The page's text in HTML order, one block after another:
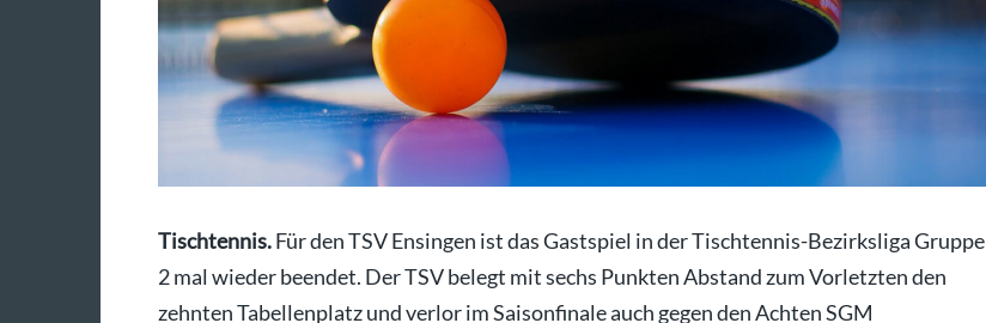
Tischtennis.Für den TSV Ensingen ist das Gastspiel in der Tischtennis-Bezirksliga Gruppe
2 mal wieder beendet. Der TSV belegt mit sechs Punkten Abstand zum Vorletzten den
zehnten Tabellenplatz und verlor im Saisonfinale auch gegen den Achten SGM